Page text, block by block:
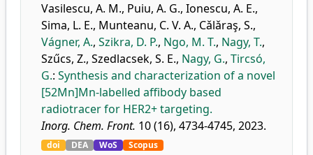
Vasilescu, A. M., Puiu, A. G., Ionescu, A. E.,
Sima, L. E., Munteanu, C. V. A., Cǎlǎraş, S.,
Vágner, A., Szikra, D. P., Ngo, M. T., Nagy, T.,
Szűcs, Z., Szedlacsek, S. E., Nagy, G., Tircsó,
G.: Synthesis and characterization of a novel
[52Mn]Mn-labelled affibody based
radiotracer for HER2+ targeting.
Inorg. Chem. Front. 10 (16), 4734-4745, 2023.
doi DEA WoS Scopus